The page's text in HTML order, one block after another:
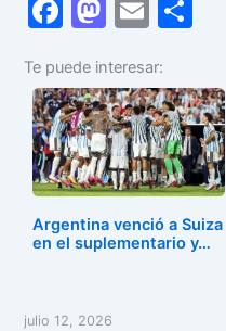
F
c
e
b
o
o
k
M
st
o
d
o
n
E
ai
l
m
p
ar
tir
Te puede interesar:
Argentina venció a Suiza
en el suplementario y…
julio 12, 2026